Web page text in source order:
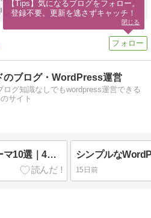
しします。
のブログ・WordPress運営
ログ知識なしでもwordpress運営できる
サイト
おしゃれなWordPressテーマ10選｜4つのテイスト別に厳選
15日前
【Tips】気になるブログをフォロー。
登録不要。更新を逃さずキャッチ！
閉じる